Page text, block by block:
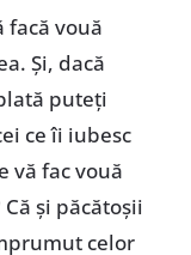
facă vouă
Și, dacă
puteți
ce îi iubesc
vă fac vouă
și păcătoșii
celor